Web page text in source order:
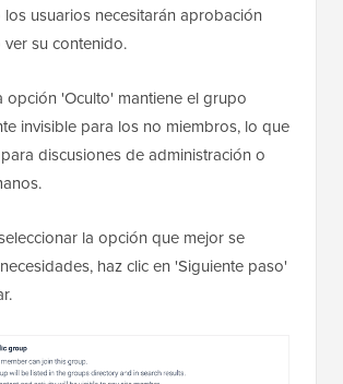
los usuarios necesitarán aprobación
su contenido.
opción 'Oculto' mantiene el grupo
invisible para los no miembros, lo que
discusiones de administración o
la opción que mejor se
haz clic en 'Siguiente paso'